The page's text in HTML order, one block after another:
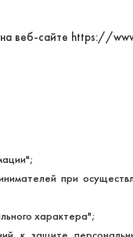
веб-сайте https://
при
характера";